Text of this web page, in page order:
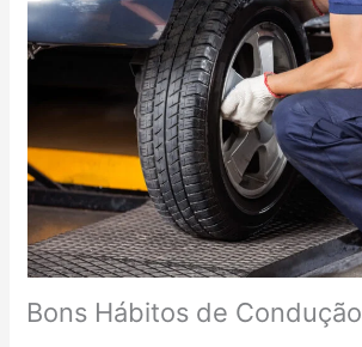
Bons Hábitos de Condução